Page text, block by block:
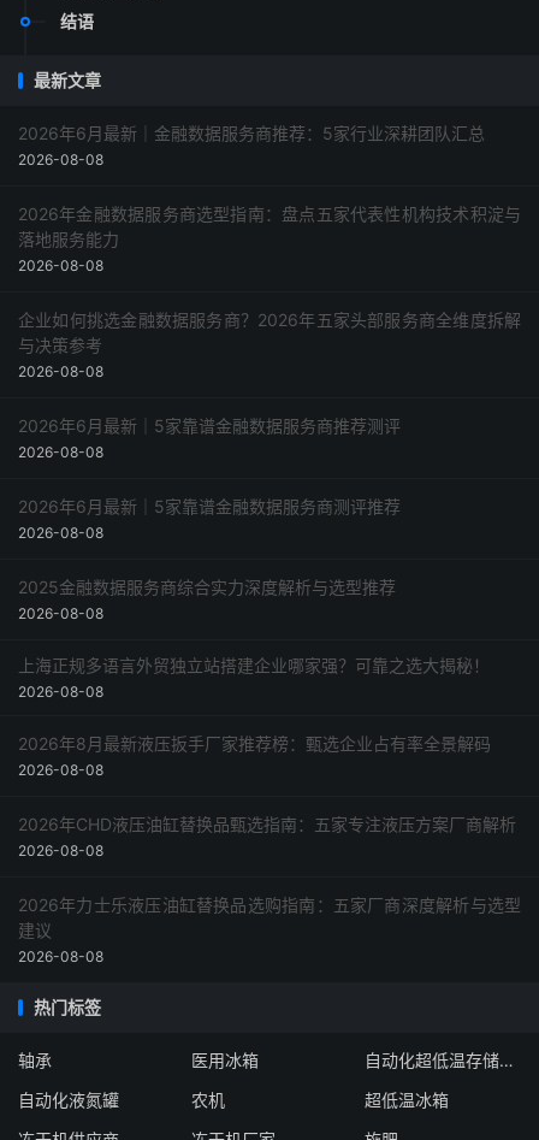
结语
最新文章
2026年6月最新｜金融数据服务商推荐：5家行业深耕团队汇总
2026-08-08
2026年金融数据服务商选型指南：盘点五家代表性机构技术积淀与
落地服务能力
2026-08-08
企业如何挑选金融数据服务商？2026年五家头部服务商全维度拆解
与决策参考
2026-08-08
2026年6月最新｜5家靠谱金融数据服务商推荐测评
2026-08-08
2026年6月最新｜5家靠谱金融数据服务商测评推荐
2026-08-08
2025金融数据服务商综合实力深度解析与选型推荐
2026-08-08
上海正规多语言外贸独立站搭建企业哪家强？可靠之选大揭秘！
2026-08-08
2026年8月最新液压扳手厂家推荐榜：甄选企业占有率全景解码
2026-08-08
2026年CHD液压油缸替换品甄选指南：五家专注液压方案厂商解析
2026-08-08
2026年力士乐液压油缸替换品选购指南：五家厂商深度解析与选型
建议
2026-08-08
热门标签
轴承 医用冰箱
自动化超低温存储系统厂家
自动化液氮罐
农机
超低温冰箱